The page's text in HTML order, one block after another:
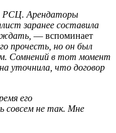
РСЦ. Арендаторы
заранее составила
ждать, — вспоминает
прочесть, но он был
Сомнений в тот момент
уточнила, что договор
его
совсем не так. Мне